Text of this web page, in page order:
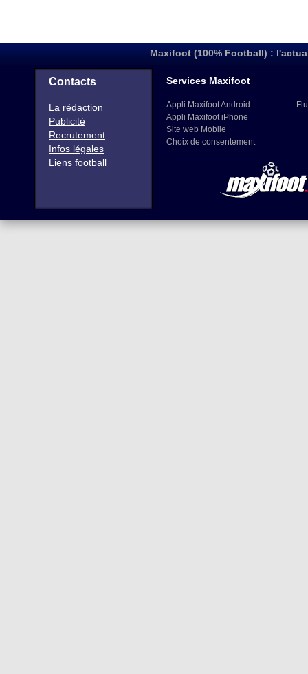
Maxifoot (100% Football) :
Contacts
La rédaction
Publicité
Recrutement
Infos légales
Liens football
Services Maxifoot
Appli Maxifoot Android
Appli Maxifoot iPhone
Site web Mobile
Choix de consentement